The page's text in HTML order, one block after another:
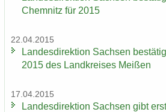
Chem­nitz für 2015
22.04.2015
Lan­des­di­rek­ti­on Sach­sen
2015 des Land­krei­ses Mei­ßen
17.04.2015
Lan­des­di­rek­ti­on Sach­sen gibt